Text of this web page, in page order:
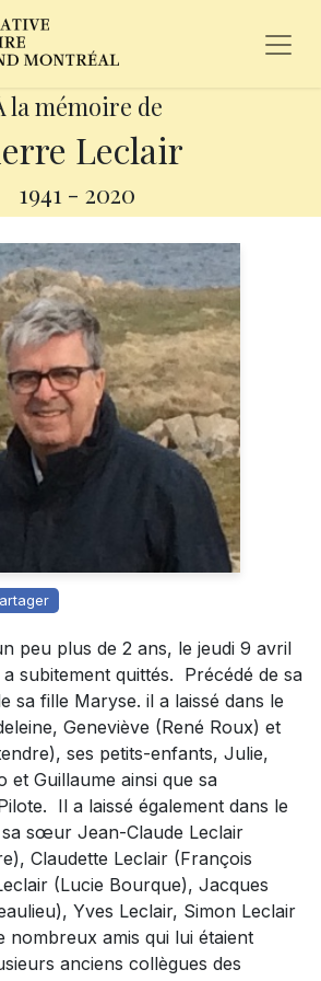
la mémoire de
Leclair
1941 - 2020
peu plus de 2 ans, le jeudi 9 avril
subitement quittés. Précédé de sa
sa fille Maryse. il a laissé dans le
Geneviève (René Roux) et
ses petits-enfants, Julie,
et Guillaume ainsi que sa
Il a laissé également dans le
sœur Jean-Claude Leclair
Claudette Leclair (François
(Lucie Bourque), Jacques
Yves Leclair, Simon Leclair
nombreux amis qui lui étaient
anciens collègues des